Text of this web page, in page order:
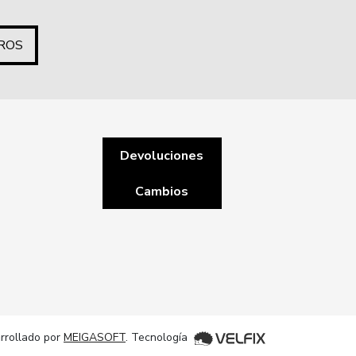
Devoluciones
Cambios
por MEIGASOFT. Tecnología